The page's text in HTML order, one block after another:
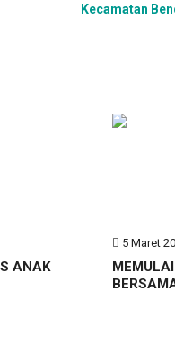
Kecamatan
ANAK
5 Maret